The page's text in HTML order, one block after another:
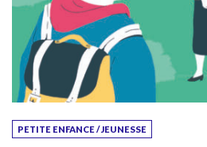
PETITE ENFANCE / JEUNESSE